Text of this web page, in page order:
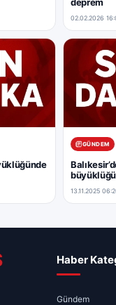
02.02.2026
GÜNDEM
13.11.2025
Haber
Gündem